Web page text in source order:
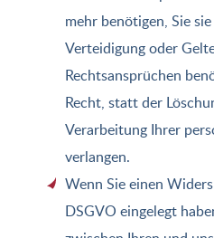
mehr benötigen, Sie
Verteidigung oder
Rechtsansprüchen
Recht, statt der
Verarbeitung Ihrer
verlangen.
Wenn Sie einen
DSGVO eingelegt